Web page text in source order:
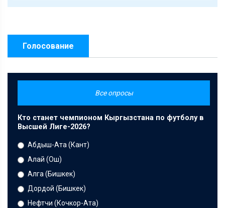
Голосование
Все опросы
Кто станет чемпионом Кыргызстана по футболу в
Высшей Лиге-2026?
Абдыш-Ата (Кант)
Алай (Ош)
Алга (Бишкек)
Дордой (Бишкек)
Нефтчи (Кочкор-Ата)